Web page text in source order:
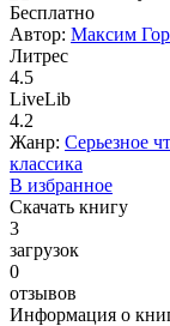
Бесплатно
Автор: Максим
Литрес
4.5
LiveLib
4.2
Жанр: Серьезное
классика
В избранное
Скачать книгу
3
загрузок
0
отзывов
Информация о